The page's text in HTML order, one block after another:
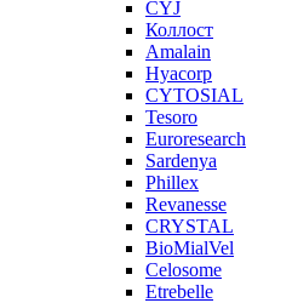
CYJ
Коллост
Amalain
Hyacorp
CYTOSIAL
Tesoro
Euroresearch
Sardenya
Phillex
Revanesse
CRYSTAL
BioMialVel
Celosome
Etrebelle